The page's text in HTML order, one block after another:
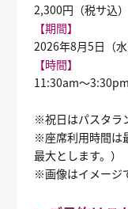
2,300円（税サ込）
【期間】
2026年8月5日（
【時間】
11:30am～
※祝日はパスタラ
※座席利用時間は
最大とします。）
※画像はイメージ